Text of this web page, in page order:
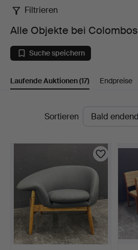
Alle
Objekte
bei
Colombos
Filtrieren
Alle Objekte bei Colombos
Suche speichern
Laufende Auktionen(17) Endpreise
LaufendeSortieren